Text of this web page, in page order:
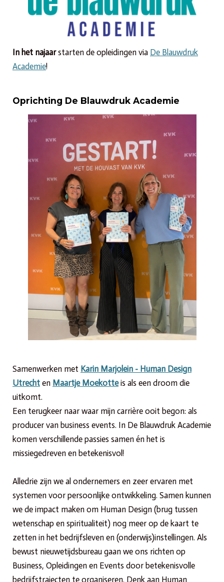
In het najaarstarten de opleidingen via De Blauwdruk
Academie!
Oprichting De Blauwdruk Academie
Samenwerken met Karin Marjolein - Human Design
Utrecht en Maartje Moekotte is als een droom die
uitkomt.
Een terugkeer naar waar mijn carrière ooit begon: als
producer van business events. In De Blauwdruk Academie
komen verschillende passies samen én het is
missiegedreven en betekenisvol!
Alledrie zijn we al ondernemers en zeer ervaren met
systemen voor persoonlijke ontwikkeling. Samen kunnen
we de impact maken om Human Design (brug tussen
wetenschap en spiritualiteit) nog meer op de kaart te
zetten in het bedrijfsleven en (onderwijs)instellingen. Als
bewust nieuwetijdsbureau gaan we ons richten op
Business, Opleidingen en Events door betekenisvolle
bedrijfstrajecten te organiseren. Denk aan Human